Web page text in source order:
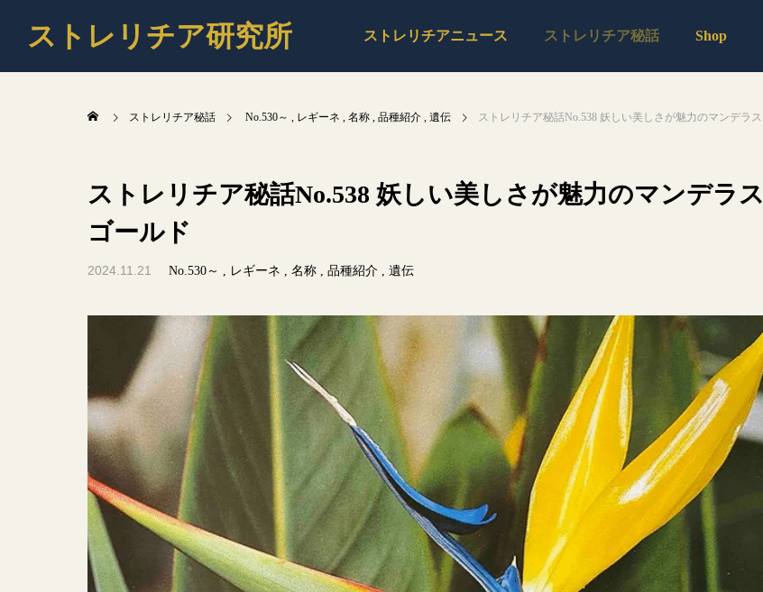
ストレリチア研究所 ストレリチアニュース ストレリチア秘話 Shop
ストレリチア秘話 No.530～ レギーネ 名称 品種紹介 遺伝 ストレリチア秘話No.538 妖しい美しさが魅力のマンデラスゴールド
ストレリチア秘話No.538 妖しい美しさが魅力のマンデラス
ゴールド
2024.11.21 No.530～ レギーネ 名称 品種紹介 遺伝